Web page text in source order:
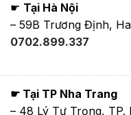
☛ Tại Hà Nội
– 59B Trương Định,
0702.899.337
☛ Tại TP Nha Trang
– 48 Lý Tự Trọng, TP.